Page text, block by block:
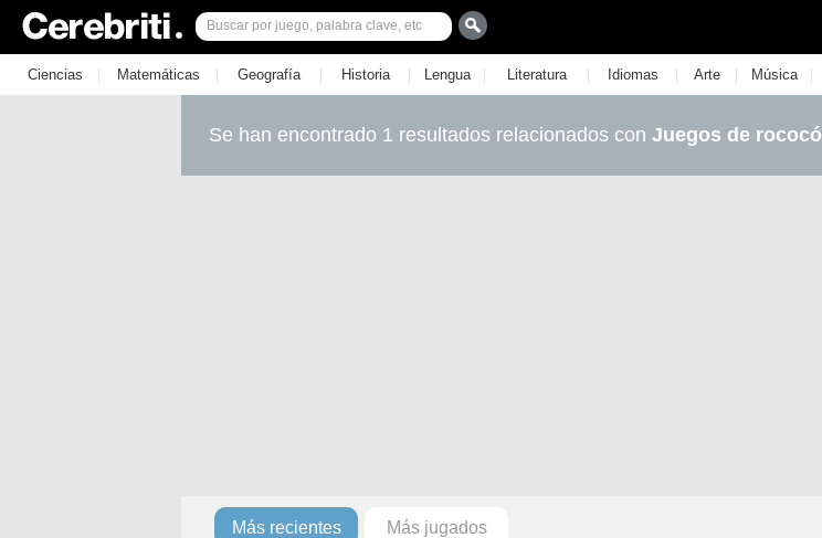
Ciencias | Matemáticas | Geografía | Historia | Lengua | Literatura | Idiomas | Arte | Música |
Se han encontrado 1 resultados relacionados con Juegos de rococó
Más recientes Más jugados